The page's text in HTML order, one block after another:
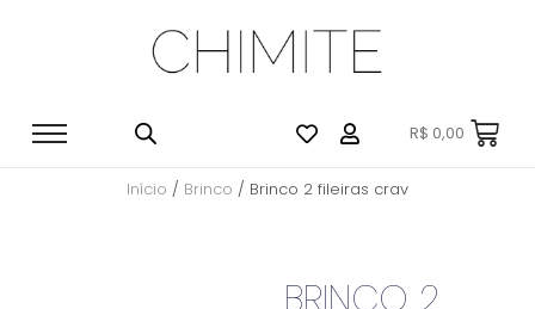
R$ 0,00
Início / Brinco / Brinco 2 fileiras crav